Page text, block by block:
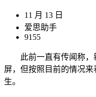
11 月 13 日
爱思助手
9155
此前一直有传闻称，
屏，但按照目前的情况
生。